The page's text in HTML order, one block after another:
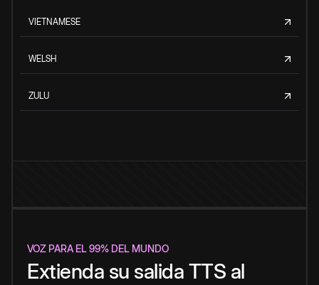
VIETNAMESE
WELSH
ZULU
VOZ PARA EL 99% DEL MUNDO
Extienda su salida TTS al